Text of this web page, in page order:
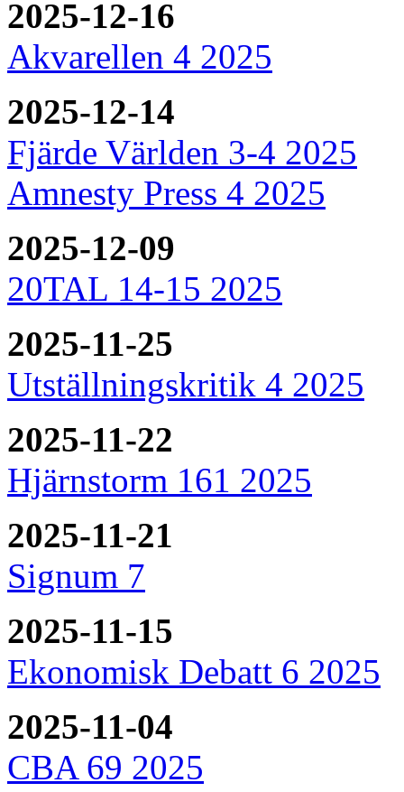
2025-12-16
Akvarellen 4 2025
2025-12-14
Fjärde Världen 3-4 2025
Amnesty Press 4 2025
2025-12-09
20TAL 14-15 2025
2025-11-25
Utställningskritik 4 2025
2025-11-22
Hjärnstorm 161 2025
2025-11-21
Signum 7
2025-11-15
Ekonomisk Debatt 6 2025
2025-11-04
CBA 69 2025